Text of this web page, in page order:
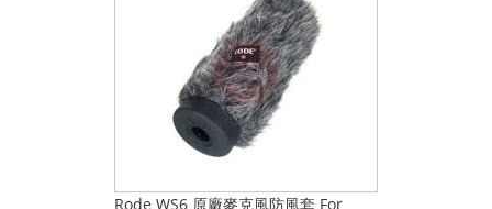
Rode WS6 原廠麥克風防風套 For